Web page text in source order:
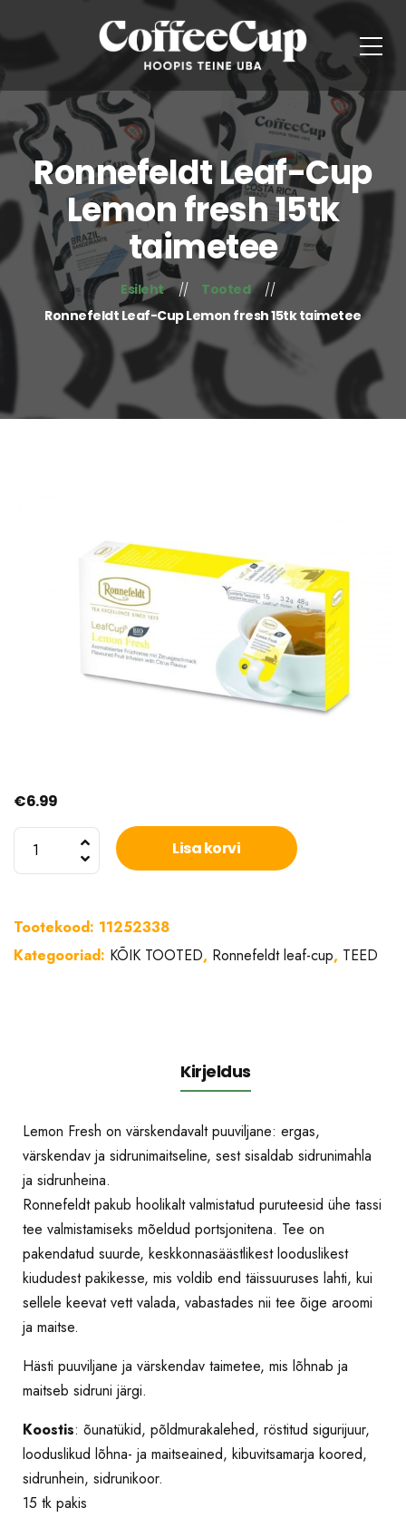
Ronnefeldt Leaf-Cup
Lemon fresh 15tk
taimetee
Esileht
Tooted
Ronnefeldt Leaf-Cup Lemon fresh 15tk taimetee
€6.99
fresh
15tk
Lisa korvi
Tootekood: 11252338
Kategooriad: KÕIK TOOTED, Ronnefeldt leaf-cup, TEED
Kirjeldus
Lemon Fresh on värskendavalt puuviljane: ergas,
värskendav ja sidrunimaitseline, sest sisaldab sidrunimahla
ja sidrunheina.
Ronnefeldt pakub hoolikalt valmistatud puruteesid ühe tassi
tee valmistamiseks mõeldud portsjonitena. Tee on
pakendatud suurde, keskkonnasäästlikest looduslikest
kiududest pakikesse, mis voldib end täissuuruses lahti, kui
sellele keevat vett valada, vabastades nii tee õige aroomi
ja maitse.
Hästi puuviljane ja värskendav taimetee, mis lõhnab ja
maitseb sidruni järgi.
Koostis: õunatükid, põldmurakalehed, röstitud sigurijuur,
looduslikud lõhna- ja maitseained, kibuvitsamarja koored,
sidrunhein, sidrunikoor.
15 tk pakis